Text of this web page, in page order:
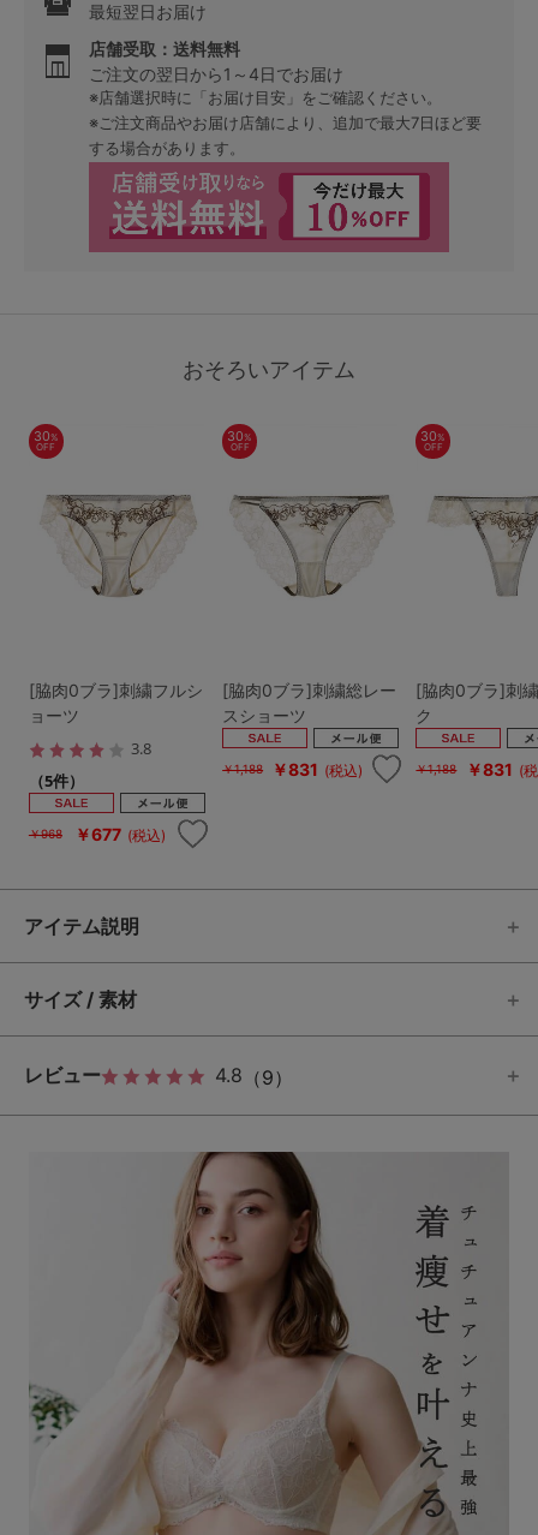
最短翌日お届け
店舗受取：送料無料
ご注文の翌日から1～4日でお届け
※店舗選択時に「お届け目安」をご確認ください。
※ご注文商品やお届け店舗により、追加で最大7日ほど要
する場合があります。
おそろいアイテム
30%
OFF
[脇肉0ブラ]刺繍フルシ
ョーツ
3.8
（5件）
￥968 ￥677 (税込)
30%
OFF
[脇肉0ブラ]刺繍総レー
スショーツ
￥1,188 ￥831 (税込)
30%
OFF
[脇肉0ブラ]刺
ク
￥1,188 ￥831 (
アイテム説明
サイズ / 素材
レビュー 4.8 （9）